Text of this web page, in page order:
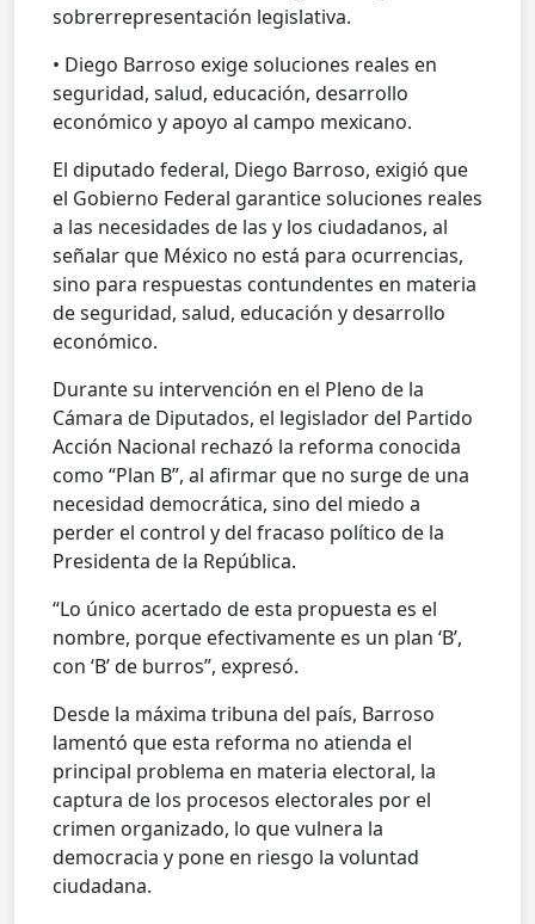
sobrerrepresentación legislativa.
• Diego Barroso exige soluciones reales en
seguridad, salud, educación, desarrollo
económico y apoyo al campo mexicano.
El diputado federal, Diego Barroso, exigió que
el Gobierno Federal garantice soluciones reales
a las necesidades de las y los ciudadanos, al
señalar que México no está para ocurrencias,
sino para respuestas contundentes en materia
de seguridad, salud, educación y desarrollo
económico.
Durante su intervención en el Pleno de la
Cámara de Diputados, el legislador del Partido
Acción Nacional rechazó la reforma conocida
como “Plan B”, al afirmar que no surge de una
necesidad democrática, sino del miedo a
perder el control y del fracaso político de la
Presidenta de la República.
“Lo único acertado de esta propuesta es el
nombre, porque efectivamente es un plan ‘B’,
con ‘B’ de burros”, expresó.
Desde la máxima tribuna del país, Barroso
lamentó que esta reforma no atienda el
principal problema en materia electoral, la
captura de los procesos electorales por el
crimen organizado, lo que vulnera la
democracia y pone en riesgo la voluntad
ciudadana.